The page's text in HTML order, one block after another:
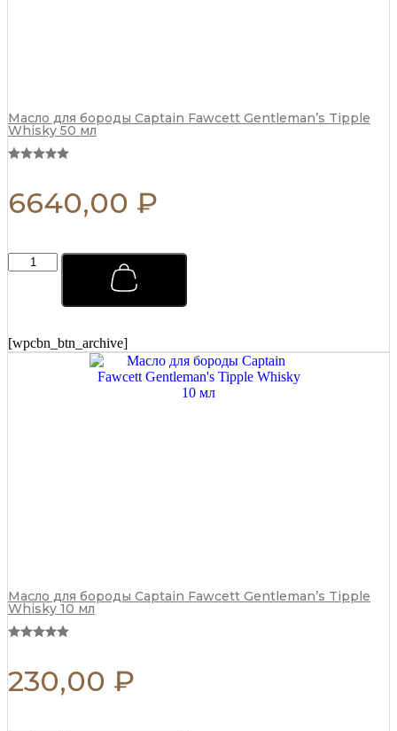
Масло для бороды Captain Fawcett Gentleman’s Tipple
Whisky 50 мл
6640,00 ₽
Мыло
для
Scapicchio
Shaving
[wpcbn_btn_archive]
Масло для бороды Captain Fawcett Gentleman’s Tipple
Whisky 10 мл
230,00 ₽